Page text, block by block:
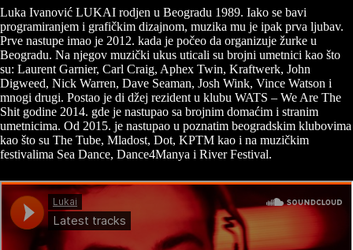
Luka Ivanović LUKAI rodjen u Beogradu 1989. Iako se bavi
programiranjem i grafičkim dizajnom, muzika mu je ipak prva ljubav.
Prve nastupe imao je 2012. kada je počeo da organizuje žurke u
Beogradu. Na njegov muzički ukus uticali su brojni umetnici kao što
su: Laurent Garnier, Carl Craig, Aphex Twin, Kraftwerk, John
Digweed, Nick Warren, Dave Seaman, Josh Wink, Vince Watson i
mnogi drugi. Postao je di džej rezident u klubu WATS – We Are The
Shit godine 2014. gde je nastupao sa brojnim domaćim i stranim
umetnicima. Od 2015. je nastupao u poznatim beogradskim klubovima
kao što su The Tube, Mladost, Dot, KPTM kao i na muzičkim
festivalima Sea Dance, Dance4Manya i River Festival.